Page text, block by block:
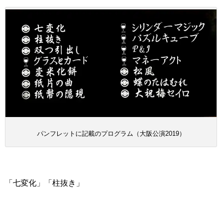
パンフレットに記載のプログラム（大阪公演2019）
「七変化」「柱抜き」